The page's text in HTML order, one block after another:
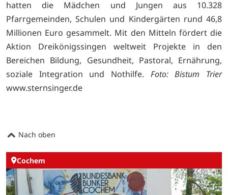
hatten die Mädchen und Jungen aus 10.328
Pfarrgemeinden, Schulen und Kindergärten rund 46,8
Millionen Euro gesammelt. Mit den Mitteln fördert die
Aktion Dreikönigssingen weltweit Projekte in den
Bereichen Bildung, Gesundheit, Pastoral, Ernährung,
soziale Integration und Nothilfe. Foto: Bistum Trier
www.sternsinger.de
Nach oben
Cochem